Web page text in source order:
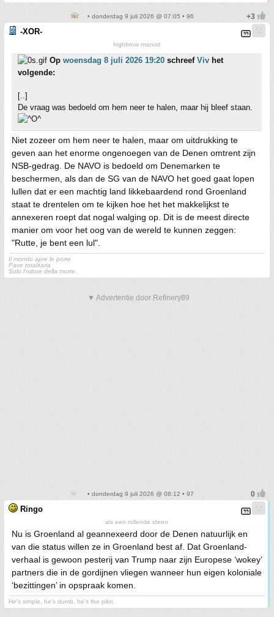
• donderdag 9 juli 2026 @ 07:05 • 96
-XOR-
highbrow marxist
Op woensdag 8 juli 2026 19:20 schreef Viv het
volgende:
[..]
De vraag was bedoeld om hem neer te halen, maar hij bleef staan.
Niet zozeer om hem neer te halen, maar om uitdrukking te
geven aan het enorme ongenoegen van de Denen omtrent zijn
NSB-gedrag. De NAVO is bedoeld om Denemarken te
beschermen, als dan de SG van de NAVO het goed gaat lopen
lullen dat er een machtig land likkebaardend rond Groenland
staat te drentelen om te kijken hoe het het makkelijkst te
annexeren roept dat nogal walging op. Dit is de meest directe
manier om voor het oog van de wereld te kunnen zeggen:
"Rutte, je bent een lul".
Il mondo apre le porte
Pace totalitaria
Solo l'odore della morte.
▼ Advertentie door Refinery89
• donderdag 9 juli 2026 @ 08:12 • 97
Ringo
als een rollende steen
Nu is Groenland al geannexeerd door de Denen natuurlijk en
van die status willen ze in Groenland best af. Dat Groenland-
verhaal is gewoon pesterij van Trump naar zijn Europese ‘wokey’
partners die in de gordijnen vliegen wanneer hun eigen koloniale
‘bezittingen’ in opspraak komen.
He's simple, he's dumb, he's the pilot.